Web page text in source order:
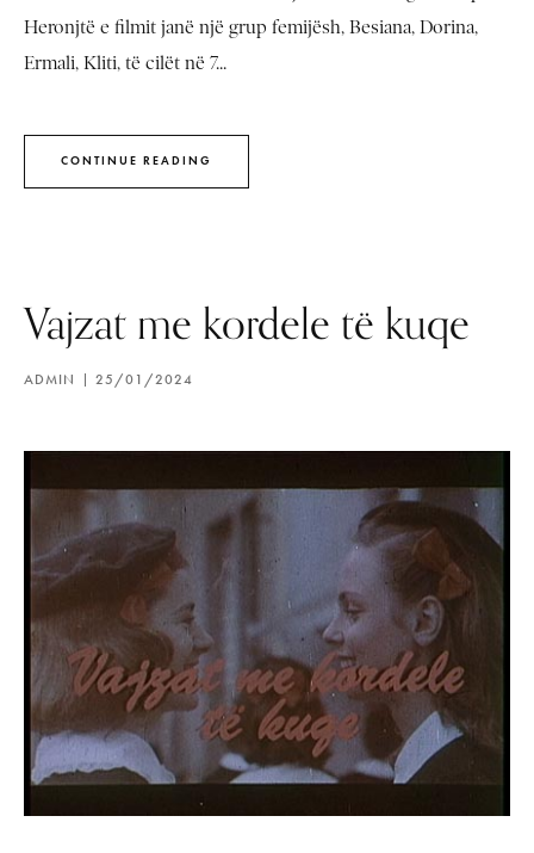
Heronjtë e filmit janë një grup femijësh, Besiana, Dorina,
Ermali, Kliti, të cilët në 7...
CONTINUE READING
Vajzat me kordele të kuqe
ADMIN 25/01/2024